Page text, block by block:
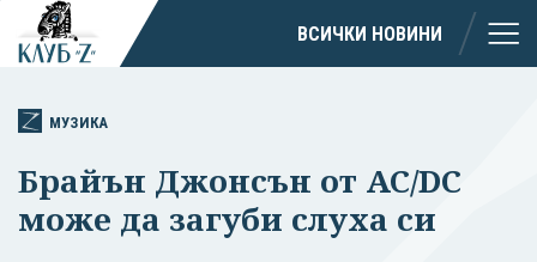
ВСИЧКИ НОВИНИ
МУЗИКА
Брайън Джонсън от AC/DC
може да загуби слуха си